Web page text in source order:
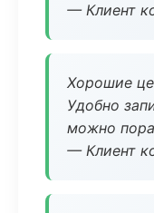
— Клиент
Хорошие
Удобно
можно
— Клиент